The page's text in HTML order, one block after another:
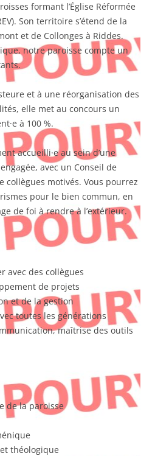
formant l’Église Réformée
Son territoire s’étend de la
et de Collonges à Riddes.
notre paroisse compte un
et à une réorganisation des
elle met au concours un
à 100 %.
accueilli·e au sein d’une
avec un Conseil de
collègues motivés. Vous pourrez
pour le bien commun, en
de foi à rendre à l’extérieur.
avec des collègues
de projets
et de la gestion
toutes les générations
maîtrise des outils
de la paroisse
théologique